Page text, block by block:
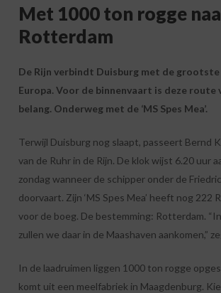
Met 1000 ton rogge
Rotterdam
De Rijn verbindt Duisburg met de grootste
Europa. Voor de binnenvaart is deze route
belang. Onderweg met de ‘MS Spes Mea’.
Terwijl Duisburg nog slaapt, passeert Bernd
van de Ruhr in de Rijn. De klok wijst 6.20 uur
zondag wanneer de schipper onder de
doorvaart. Zijn ‘MS Spes Mea’ heeft nog 222
voor de boeg. De bestemming: Rotterdam.
zullen we daar in de Maashaven aankomen,”
In de laadruimen liggen 1000 ton rogge
komt uit een meelfabriek in Maagdenburg.